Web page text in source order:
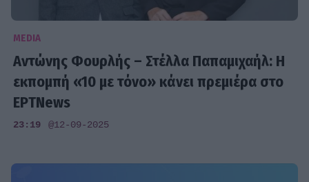
MEDIA
Αντώνης Φουρλής – Στέλλα Παπαμιχαήλ: Η
εκπομπή «10 με τόνο» κάνει πρεμιέρα στο
ΕΡΤNews
23:19 @12-09-2025